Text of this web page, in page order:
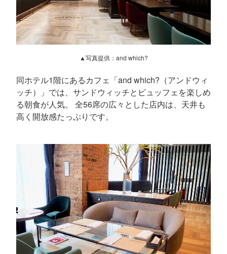
▲写真提供：and which?
同ホテル1階にあるカフェ「and which?（アンドウィ
ッチ）」では、サンドウィッチとビュッフェを楽しめ
る朝食が人気。 全56席の広々とした店内は、天井も
高く開放感たっぷりです。